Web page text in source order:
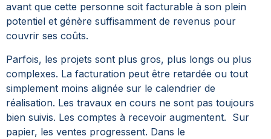
avant que cette personne soit facturable à son plein
potentiel et génère suffisamment de revenus pour
couvrir ses coûts.
Parfois, les projets sont plus gros, plus longs ou plus
complexes. La facturation peut être retardée ou tout
simplement moins alignée sur le calendrier de
réalisation. Les travaux en cours ne sont pas toujours
bien suivis. Les comptes à recevoir augmentent. Sur
papier, les ventes progressent. Dans le